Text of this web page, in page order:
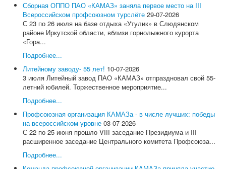
Профсоюза
Контакты
Символика Профсоюза
Новости и события
Профсоюзное ТВ
Актуально!
Фотогалерея
Видеоматериалы
Все для Победы
Направления работы
Охрана труда
Социально-трудовые отношения
Отраслевое соглашение по машиностроительному
комплексу РФ
Коллективно-договорная кампания
Обзор ситуации в отрасли
Динамика средней заработной в отрасли
Средняя заработная на предприятиях отрасли
Сборная ОППО ПАО «КАМАЗ» заняла первое место на III
Всероссийском профсоюзном турслёте 29-07-2026
С 23 по 26 июля на базе отдыха «Утулик» в Слюдянском
районе Иркутской области, вблизи горнолыжного курорта
«Гора...
Подробнее...
Литейному заводу- 55 лет! 10-07-2026
3 июля Литейный завод ПАО «КАМАЗ» отпраздновал свой 55-
летний юбилей. Торжественное мероприятие...
Подробнее...
Профсоюзная организация КАМАЗа - в числе лучших: победы
на всероссийском уровне 03-07-2026
С 22 по 25 июня прошло VIII заседание Президиума и III
расширенное заседание Центрального комитета Профсоюза...
Подробнее...